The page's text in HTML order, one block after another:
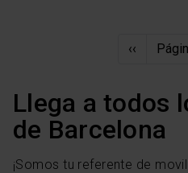
Página
‹‹
Llega a todos
de Barcelona
¡Somos tu referente de